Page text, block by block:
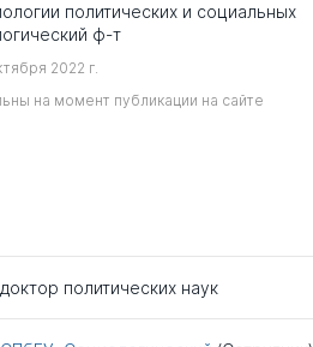
политических и социальных
ф-т
2022 г.
на момент публикации на сайте
доктор политических наук